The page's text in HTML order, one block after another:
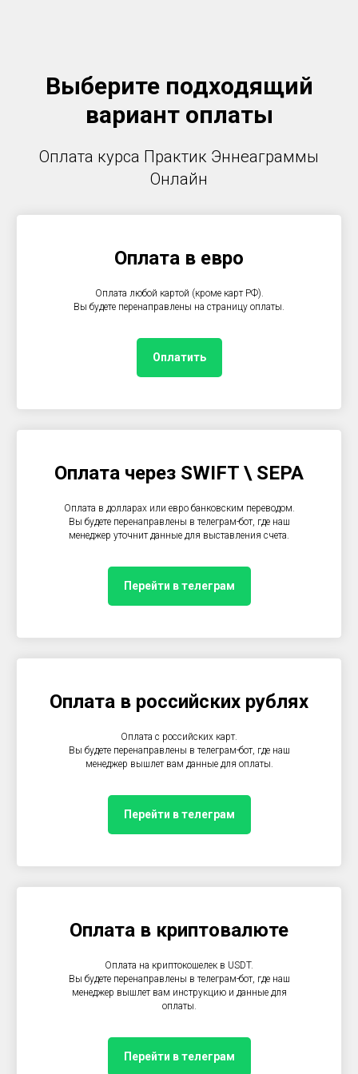
Выберите подходящий
вариант оплаты
Оплата курса Практик Эннеаграммы
Онлайн
Оплата в евро
Оплата любой картой (кроме карт РФ).
Вы будете перенаправлены на страницу оплаты.
Оплатить
Оплата через SWIFT \ SEPA
Оплата в долларах или евро банковским переводом.
Вы будете перенаправлены в телеграм-бот, где наш
менеджер уточнит данные для выставления счета.
Перейти в телеграм
Оплата в российских рублях
Оплата с российских карт.
Вы будете перенаправлены в телеграм-бот, где наш
менеджер вышлет вам данные для оплаты.
Перейти в телеграм
Оплата в криптовалюте
Оплата на криптокошелек в USDT.
Вы будете перенаправлены в телеграм-бот, где наш
менеджер вышлет вам инструкцию и данные для
оплаты.
Перейти в телеграм